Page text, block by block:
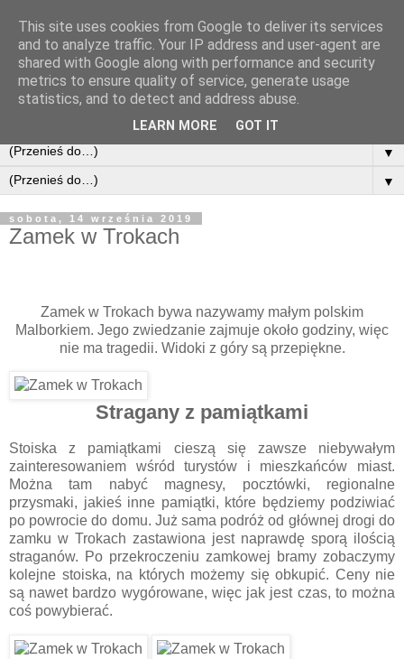
▼
▼
sobota, 14 września 2019
Zamek w Trokach
Zamek w Trokach bywa nazywamy małym polskim
Malborkiem. Jego zwiedzanie zajmuje około godziny, więc
nie ma tragedii. Widoki z góry są przepiękne.
Stragany z pamiątkami
Stoiska z pamiątkami cieszą się zawsze niebywałym
zainteresowaniem wśród turystów i mieszkańców miast.
Można tam nabyć magnesy, pocztówki, regionalne
przysmaki, jakieś inne pamiątki, które będziemy podziwiać
po powrocie do domu. Już sama podróż od głównej drogi do
zamku w Trokach zastawiona jest naprawdę sporą ilością
straganów. Po przekroczeniu zamkowej bramy zobaczymy
kolejne stoiska, na których możemy się obkupić. Ceny nie
są nawet bardzo wygórowane, więc jak jest czas, to można
coś powybierać.
This site uses cookies from Google to deliver its services
and to analyze traffic. Your IP address and user-agent are
shared with Google along with performance and security
metrics to ensure quality of service, generate usage
statistics, and to detect and address abuse.
LEARN MORE GOT IT